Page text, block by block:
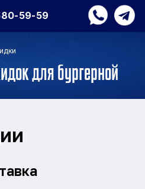
59-59
для бургерной